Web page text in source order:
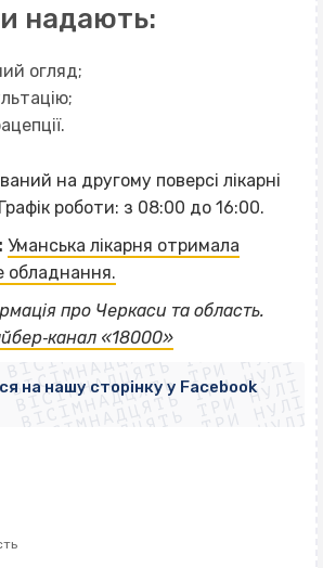
надають:
огляд;
на другому поверсі лікарні
роботи: з 08:00 до 16:00.
Уманська лікарня отримала
обладнання.
про Черкаси та область.
«18000»
ВІСІМНАДЦЯТЬ ТРИ НУЛІ
ВІСІМНАДЦЯТЬ ТРИ НУЛІ
ВІСІМНАДЦЯТЬ ТРИ НУЛІ
ВІСІМНАДЦЯТЬ ТРИ НУЛІ
ВІСІМНАДЦЯТЬ ТРИ НУЛІ
ВІСІМНАДЦЯТЬ ТРИ НУЛІ
ВІСІМНАДЦЯТЬ ТРИ НУЛІ
ВІСІМНАДЦЯТЬ ТРИ НУЛІ
на нашу сторінку у Facebook